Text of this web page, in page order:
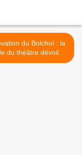
du Bolchoï : la
du théâtre dévoilée
après cinq ans de travaux >